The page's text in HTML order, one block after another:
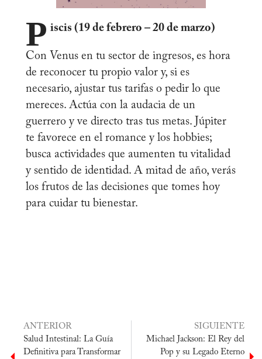
P iscis (19 de febrero – 20 de marzo)
Con Venus en tu sector de ingresos, es hora
de reconocer tu propio valor y, si es
necesario, ajustar tus tarifas o pedir lo que
mereces. Actúa con la audacia de un
guerrero y ve directo tras tus metas. Júpiter
te favorece en el romance y los hobbies;
busca actividades que aumenten tu vitalidad
y sentido de identidad. A mitad de año, verás
los frutos de las decisiones que tomes hoy
para cuidar tu bienestar.
ANTERIOR
Salud Intestinal: La Guía
Definitiva para Transformar
SIGUIENTE
Michael Jackson: El Rey del
Pop y su Legado Eterno